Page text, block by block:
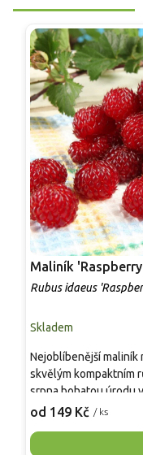
Maliník
Rubus idaeus
Skladem
od 149 Kč / ks
Nejoblíbenější maliník
skvělým kompaktním
srpna bohatou úrodu
Pevné vzpřímené
Mrazuvzdornost do